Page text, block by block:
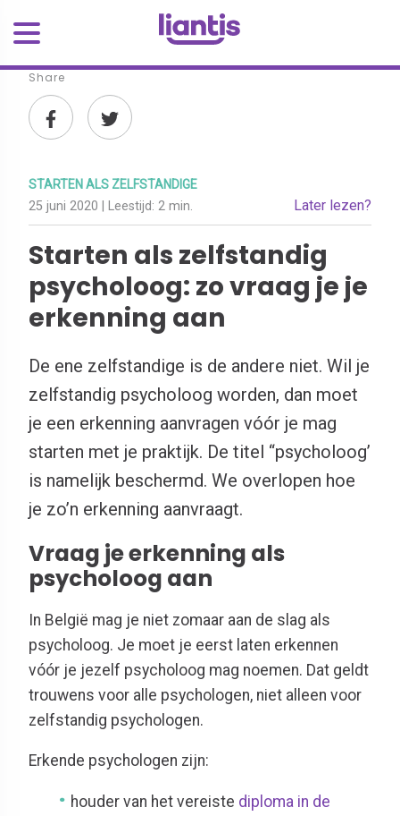
Share
STARTEN ALS ZELFSTANDIGE
25 juni 2020 | Leestijd: 2 min. Later lezen?
Starten als zelfstandig
psycholoog: zo vraag je je
erkenning aan
De ene zelfstandige is de andere niet. Wil je
zelfstandig psycholoog worden, dan moet
je een erkenning aanvragen vóór je mag
starten met je praktijk. De titel ‘‘psycholoog’
is namelijk beschermd. We overlopen hoe
je zo’n erkenning aanvraagt.
Vraag je erkenning als
psycholoog aan
In België mag je niet zomaar aan de slag als
psycholoog. Je moet je eerst laten erkennen
vóór je jezelf psycholoog mag noemen. Dat geldt
trouwens voor alle psychologen, niet alleen voor
zelfstandig psychologen.
Erkende psychologen zijn:
houder van het vereiste diploma in de